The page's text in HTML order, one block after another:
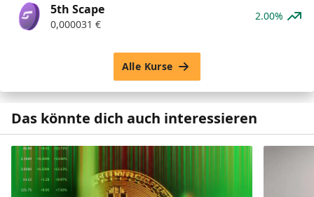
5th Scape
0,000031 €
2.00%
Alle Kurse
Das könnte dich auch interessieren